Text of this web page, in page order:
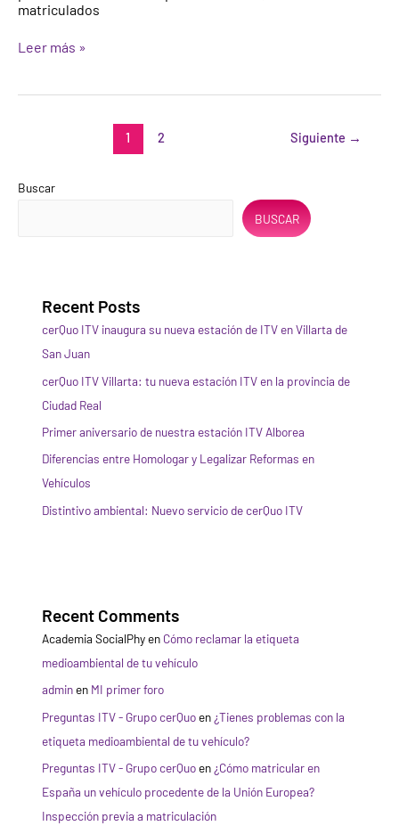
matriculados
Leer más »
1 2 Siguiente →
Buscar
BUSCAR
Recent Posts
cerQuo ITV inaugura su nueva estación de ITV en Villarta de
San Juan
cerQuo ITV Villarta: tu nueva estación ITV en la provincia de
Ciudad Real
Primer aniversario de nuestra estación ITV Alborea
Diferencias entre Homologar y Legalizar Reformas en
Vehículos
Distintivo ambiental: Nuevo servicio de cerQuo ITV
Recent Comments
Academia SocialPhyen Cómo reclamar la etiqueta
medioambiental de tu vehículo
adminen MI primer foro
Preguntas ITV - Grupo cerQuoen ¿Tienes problemas con la
etiqueta medioambiental de tu vehículo?
Preguntas ITV - Grupo cerQuoen ¿Cómo matricular en
España un vehículo procedente de la Unión Europea?
Inspección previa a matriculación